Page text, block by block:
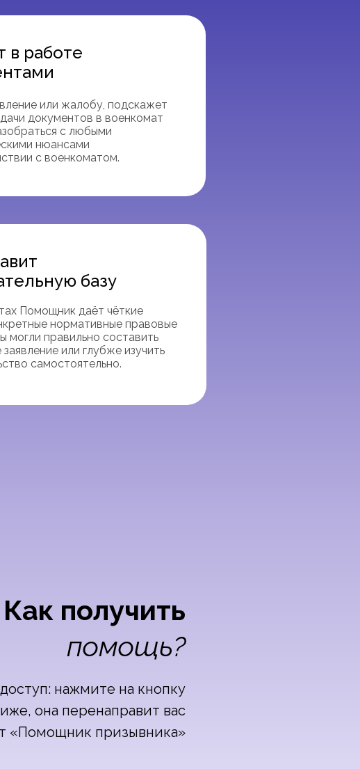
базу
Помощник даёт чёткие
нормативные правовые
могли правильно составить
или глубже изучить
самостоятельно.
в работе
или жалобу, подскажет
документов в военкомат
с любыми
нюансами
с военкоматом.
Как получить
помощь?
нажмите на кнопку
она перенаправит вас
«Помощник призывника»